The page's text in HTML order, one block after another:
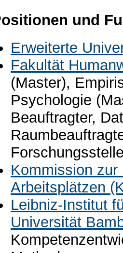
und
Erweiterte
Fakultät
(Master),
Psychologie
Beauftragter,
Kommission
Arbeitsplätzen
Leibniz-Institut
Universität